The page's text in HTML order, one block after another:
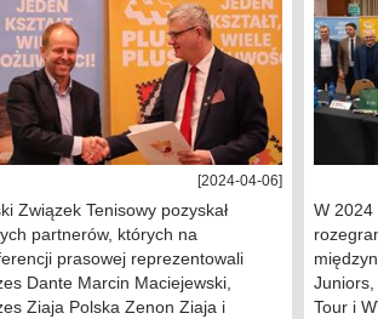
[2024-04-06]
Związek Tenisowy pozyskał
partnerów, których na
prasowej reprezentowali
Dante Marcin Maciejewski,
Ziaja Polska Zenon Ziaja i
W 2024
Juniors,
Tour i